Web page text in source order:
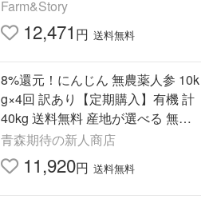
Farm&Story
12,471 円 送料無料
8%還元！にんじん 無農薬人参 10k
g×4回 訳あり【定期購入】有機 計
40kg 送料無料 産地が選べる 無農
薬にんじん ニンジンジュース用
青森期待の新人商店
11,920円 送料無料